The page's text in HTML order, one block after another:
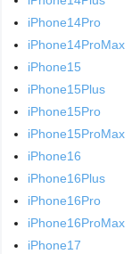
iPhone14Pro
iPhone14ProMax
iPhone15
iPhone15Plus
iPhone15Pro
iPhone15ProMax
iPhone16
iPhone16Plus
iPhone16Pro
iPhone16ProMax
iPhone17